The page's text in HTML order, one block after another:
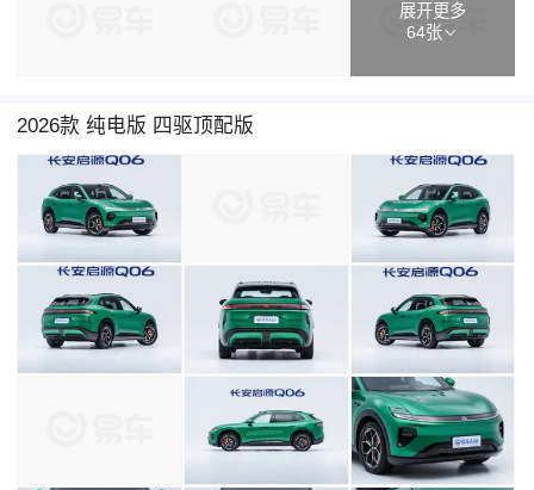
展开更多
64张
2026款 纯电版 四驱顶配版